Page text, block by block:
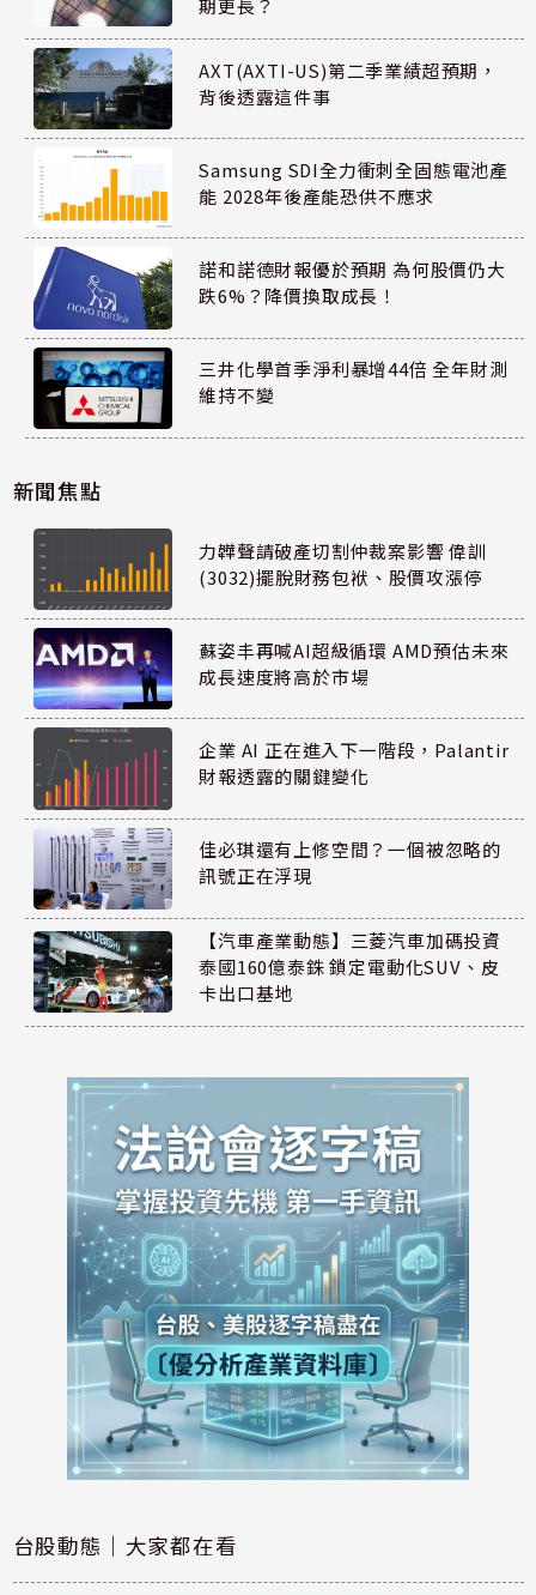
期更長？
AXT(AXTI-US)第二季業績超預期，
背後透露這件事
Samsung SDI全力衝刺全固態電池產
能 2028年後產能恐供不應求
諾和諾德財報優於預期 為何股價仍大
跌6%？降價換取成長！
三井化學首季淨利暴增44倍 全年財測
維持不變
新聞焦點
力韡聲請破產切割仲裁案影響 偉訓
(3032)擺脫財務包袱、股價攻漲停
蘇姿丰再喊AI超級循環 AMD預估未來
成長速度將高於市場
企業 AI 正在進入下一階段，Palantir
財報透露的關鍵變化
佳必琪還有上修空間？一個被忽略的
訊號正在浮現
【汽車產業動態】三菱汽車加碼投資
泰國160億泰銖 鎖定電動化SUV、皮
卡出口基地
台股動態｜大家都在看